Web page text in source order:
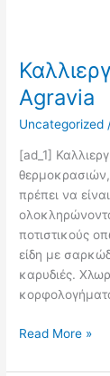
Agravia
Uncategorized
[ad_1]
πρέπει να
ποτιστικούς
είδη με
καρυδιές.
Ιουλίου
Agravia
Read More »